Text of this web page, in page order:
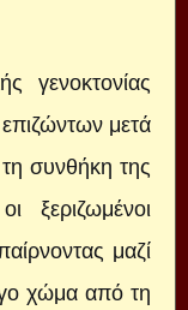
γενοκτονίας
μετά
συνθήκη της
ξεριζωμένοι
μαζί
χώμα από τη